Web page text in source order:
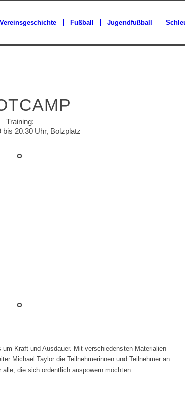
Vereinsgeschichte Fußball Jugendfußball
Training:
bis 20.30 Uhr, Bolzplatz
Kraft und Ausdauer. Mit verschiedensten Materialien
Michael Taylor die Teilnehmerinnen und Teilnehmer an
die sich ordentlich auspowern möchten.